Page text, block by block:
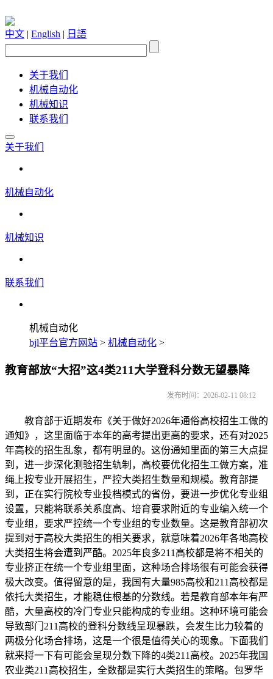
中文 | English | 日語
关于我们
机械自动化
机械知识
联系我们
关于我们
机械自动化
机械知识
联系我们
机械自动化
bjl平台官方网站 > 机械自动化 >
教育部放“大招”这4类211大学登科分数无望暴降
发布时间：2026-02-11 08:12
教育部于近期发布《关于做好2026年通俗高校招生工做的
通知》，这里面临于本年的高考提出更高的要求，还有对2025
年高校的招生乱象，都有明显的。这份通知里面的第三大点提
到，进一步深化测验招生轨制，高校要优化招生工做方案，准
绳上按专业开展招生，严控大类招生数量和规模。教育部提
到，正在实行院校专业投档模式的省份，要进一步优化专业组
设置，只能将联系关系度高、培育要求附近的专业编入统一个
专业组，要求严控统一个专业组的专业数量。这是教育部初次
提到对于高校大类招生的相关要求，就意味着2026年各地高校
大类招生将会遭到严酷。2025年良多211高校都是将不相关的
专业挤正在统一个专业组里面，这种场合排场很有可能会获得
极大改变。值得留意的是，我国有大量985高校和211高校都是
依托大类招生，才能稳住根基的分数线。若是教育部本年有严
酷，大量高校的冷门专业只能构成的专业组。这种环境可能会
导致部门211高校的登科分数线呈现暴跌，会发生比力较着的
两极分化场合排场，这是一个很是值得关心的现象。下面我们
就来捋一下有可能会呈现分数下降的4类211高校。2025年我国
农业类211高校招生，全数都是实行大类招生的策略。包罗华